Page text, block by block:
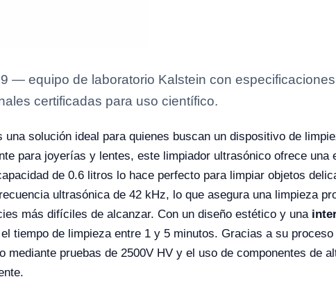
— equipo de laboratorio Kalstein con
certificadas para uso científico.
una solución ideal para quienes buscan un dispositivo de
para joyerías y lentes, este limpiador ultrasónico ofrece una
de 0.6 litros lo hace perfecto para limpiar objetos
ultrasónica de 42 kHz, lo que asegura una limpieza
más difíciles de alcanzar. Con un diseño estético y una
tiempo de limpieza entre 1 y 5 minutos. Gracias a su
pruebas de 2500V HV y el uso de componentes de